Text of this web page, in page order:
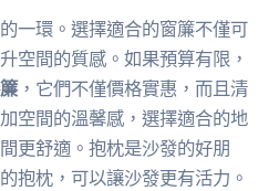
一環。選擇適合的窗簾不僅可
空間的質感。如果預算有限，
，它們不僅價格實惠，而且清
空間的溫馨感，選擇適合的地
更舒適。抱枕是沙發的好朋
抱枕，可以讓沙發更有活力。